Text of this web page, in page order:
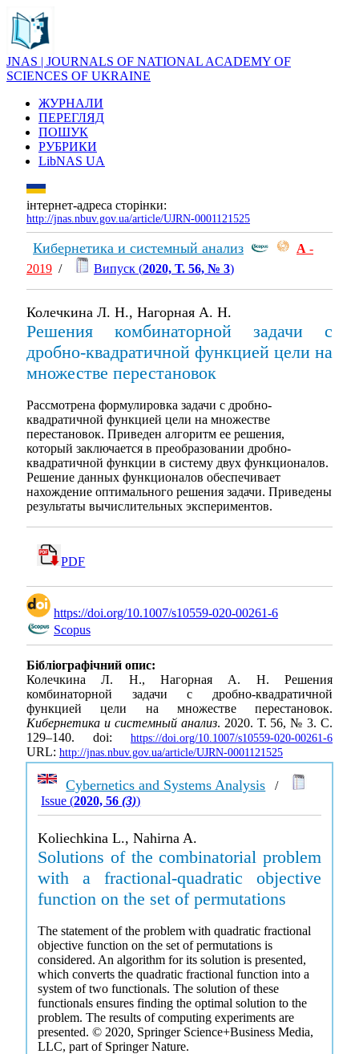
JNAS | JOURNALS OF NATIONAL ACADEMY OF
SCIENCES OF UKRAINE
ЖУРНАЛИ
ПЕРЕГЛЯД
ПОШУК
РУБРИКИ
LibNAS UA
інтернет-адреса сторінки:
http://jnas.nbuv.gov.ua/article/UJRN-0001121525
Кибернетика и системный анализ А -
2019 / Випуск (2020, Т. 56, № 3)
Колечкина Л. Н., Нагорная А. Н.
Решения комбинаторной задачи с
дробно-квадратичной функцией цели на
множестве перестановок
Рассмотрена формулировка задачи с дробно-
квадратичной функцией цели на множестве
перестановок. Приведен алгоритм ее решения,
который заключается в преобразовании дробно-
квадратичной функции в систему двух функционалов.
Решение данных функционалов обеспечивает
нахождение оптимального решения задачи. Приведены
результаты вычислительных экспериментов.
PDF
https://doi.org/10.1007/s10559-020-00261-6
Scopus
Бібліографічний опис:
Колечкина Л. Н., Нагорная А. Н. Решения
комбинаторной задачи с дробно-квадратичной
функцией цели на множестве перестановок.
Кибернетика и системный анализ. 2020. Т. 56, № 3. С.
129–140. doi: https://doi.org/10.1007/s10559-020-00261-6
URL: http://jnas.nbuv.gov.ua/article/UJRN-0001121525
Cybernetics and Systems Analysis /
Issue (2020, 56(3))
Koliechkina L., Nahirna A.
Solutions of the combinatorial problem
with a fractional-quadratic objective
function on the set of permutations
The statement of the problem with quadratic fractional
objective function on the set of permutations is
considered. An algorithm for its solution is presented,
which converts the quadratic fractional function into a
system of two functionals. The solution of these
functionals ensures finding the optimal solution to the
problem. The results of computing experiments are
presented. © 2020, Springer Science+Business Media,
LLC, part of Springer Nature.